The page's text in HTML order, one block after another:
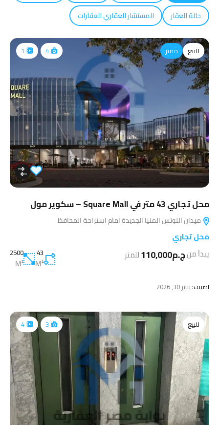
حالة العقار
المستشار العقاري للعقارات
للبيع مميز 4
1
محل تجاري 43 متر في Square Mall – سكوير مول
ميدان اللوتس المنيا الجديدة امام استراحة المحافظ
محل تجاري
يبدأ منج.م110,000 للمتر 43
M²
2500
M²
اضيف:يناير 30, 2026
للبيع 3
4